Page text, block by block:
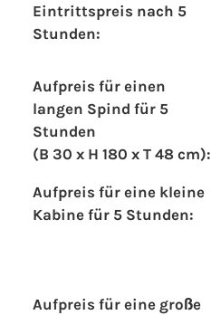
Eintrittspreis nach 5
Stunden:
Aufpreis für einen
langen Spind für 5
Stunden
(B 30 x H 180 x T 48 cm):
Aufpreis für eine kleine
Kabine für 5 Stunden:
Aufpreis für eine große